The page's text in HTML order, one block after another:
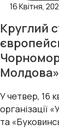
16 Квітня,
Круглий
Молдова»
У четвер, 16
організації
та